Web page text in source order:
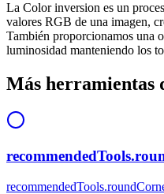
La Color inversion es un
valores RGB de una imagen,
También proporcionamos una
luminosidad manteniendo los
Más herramientas